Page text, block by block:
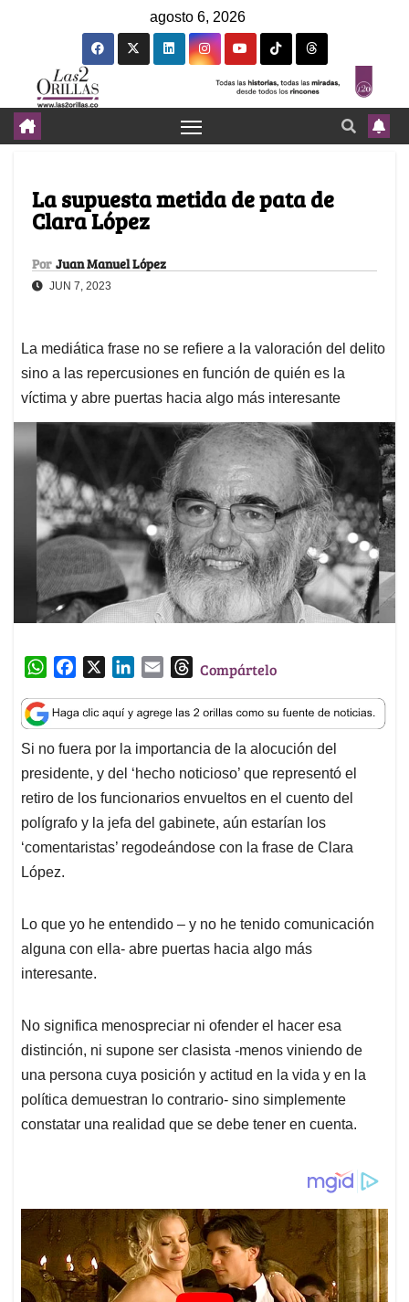
agosto 6, 2026
La supuesta metida de pata de
Clara López
Por Juan Manuel López
JUN 7, 2023
La mediática frase no se refiere a la valoración del delito
sino a las repercusiones en función de quién es la
víctima y abre puertas hacia algo más interesante
W
a
t
s
A
p
p
c
e
b
o
o
k
n
k
e
d
I
n
a
i
l
T
r
e
a
d
s
Compártelo
Si no fuera por la importancia de la alocución del
presidente, y del ‘hecho noticioso’ que representó el
retiro de los funcionarios envueltos en el cuento del
polígrafo y la jefa del gabinete, aún estarían los
‘comentaristas’ regodeándose con la frase de Clara
López.
Lo que yo he entendido – y no he tenido comunicación
alguna con ella- abre puertas hacia algo más
interesante.
No significa menospreciar ni ofender el hacer esa
distinción, ni supone ser clasista -menos viniendo de
una persona cuya posición y actitud en la vida y en la
política demuestran lo contrario- sino simplemente
constatar una realidad que se debe tener en cuenta.